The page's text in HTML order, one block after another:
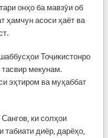
онҳо ба мавзӯи об
ҳамчун асоси ҳаёт ва
Тоҷикистонро
мекунам.
эҳтиром ва муҳаббат
ки солҳои
табиати диёр, дарёҳо,